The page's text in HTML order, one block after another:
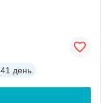
41 день